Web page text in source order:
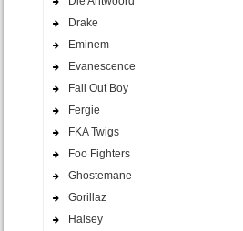
Drake
Eminem
Evanescence
Fall Out Boy
Fergie
FKA Twigs
Foo Fighters
Ghostemane
Gorillaz
Halsey